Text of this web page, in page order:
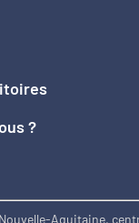
?
Aquitaine,